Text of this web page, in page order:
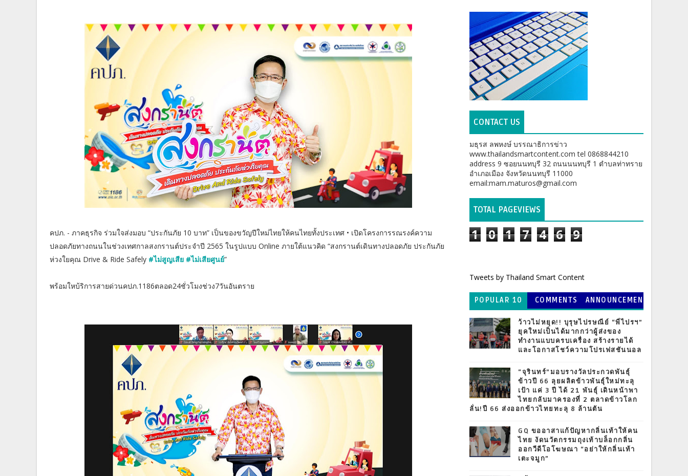
คปภ. - ภาคธุรกิจ ร่วมใจส่งมอบ “ประกันภัย 10 บาท” เป็นของขวัญปีใหม่ไทยให้คนไทยทั้งประเทศ • เปิดโครงการรณรงค์ความ
ปลอดภัยทางถนนในช่วงเทศกาลสงกรานต์ประจําปี 2565 ในรูปแบบ Online ภายใต้แนวคิด “สงกรานต์เดินทางปลอดภัย ประกันภัย
ห่วงใยคุณ Drive & Ride Safely #ไม่สูญเสีย #ไม่เสียศูนย์”
พร้อมใหบ้ริการสายด่วนคปภ.1186ตลอด24ชั่วโมงช่วง7วันอันตราย
CONTACT US
มธุรส ลพหงษ์ บรรณาธิการข่าว
www.thailandsmartcontent.com tel 0868844210
address 9 ซอยนนทบุรี 32 ถนนนนทบุรี 1 ตำบลท่าทราย
อำเภอเมือง จังหวัดนนทบุรี 11000
email:mam.maturos@gmail.com
TOTAL PAGEVIEWS
1 0 1 7 4 6 9
Tweets by Thailand Smart Content
POPULAR 10 COMMENTS
ANNOUNCEMEN
ว้าวไม่หยุด!! บุรุษไปรษณีย์ “พี่ไปรฯ”
ยุคใหม่เป็นได้มากกว่าผู้ส่งของ
ทำงานแบบครบเครื่อง สร้างรายได้
และโอกาสโชว์ความโปรเฟสชันนอล
“จุรินทร์”มอบรางวัลประกวดพันธุ์
ข้าวปี 66 ลุยผลิตข้าวพันธุ์ใหม่ทะลุ
เป้า แค่ 3 ปี ได้ 21 พันธุ์ เดินหน้าพา
ไทยกลับมาครองที่ 2 ตลาดข้าวโลก
ลั่น!ปี 66 ส่งออกข้าวไทยทะลุ 8 ล้านตัน
GQ ขออาสาแก้ปัญหากลิ่นเท้าให้คน
ไทย งัดนวัตกรรมถุงเท้าบล็อกกลิ่น
ออกวีดีโอโฆษณา “อย่าให้กลิ่นเท้า
เตะจมูก”